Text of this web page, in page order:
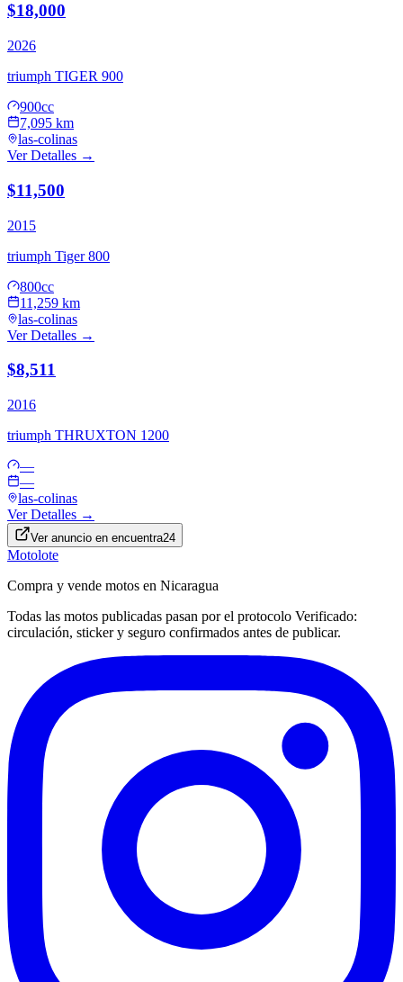
$18,000
2026
triumph TIGER 900
900cc
7,095 km
las-colinas
Ver Detalles →
$11,500
2015
triumph Tiger 800
800cc
11,259 km
las-colinas
Ver Detalles →
$8,511
2016
triumph THRUXTON 1200
—
—
las-colinas
Ver Detalles →
Ver anuncio en encuentra24
Motolote
Compra y vende motos en Nicaragua
Todas las motos publicadas pasan por el protocolo Verificado:
circulación, sticker y seguro confirmados antes de publicar.